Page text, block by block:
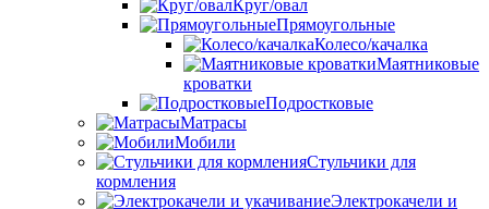
Круг/овал
Прямоугольные
Колесо/качалка
Маятниковые
кроватки
Подростковые
Матрасы
Мобили
Стульчики для
кормления
Электрокачели и